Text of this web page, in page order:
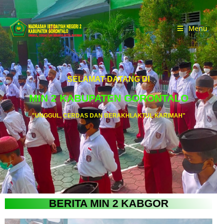
Menu
SELAMAT DATANG DI
MIN 2 KABUPATEN GORONTALO
"UNGGUL, CERDAS DAN BERAKHLAKTUL KARIMAH"
BERITA MIN 2 KABGOR